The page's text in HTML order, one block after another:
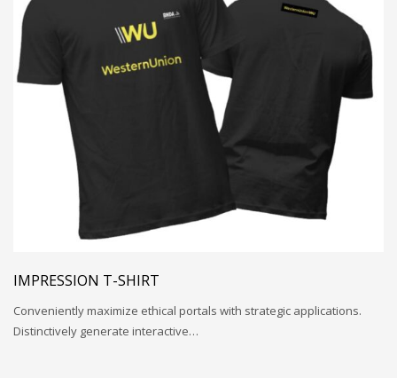
IMPRESSION T-SHIRT
Conveniently maximize ethical portals with strategic applications.
Distinctively generate interactive…